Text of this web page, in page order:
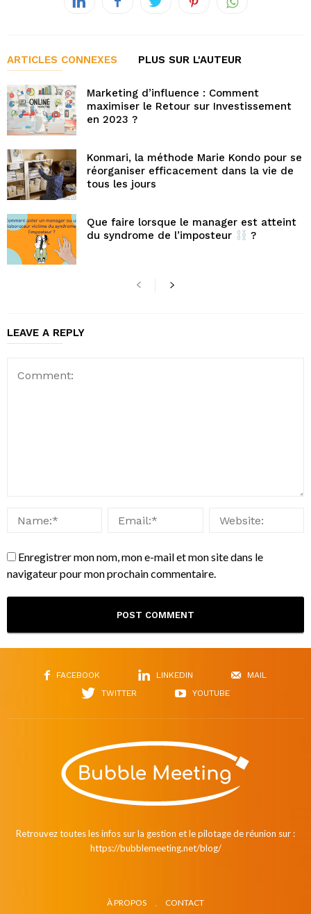
ARTICLES CONNEXES PLUS SUR L'AUTEUR
Marketing d’influence : Comment
maximiser le Retour sur Investissement
en 2023 ?
Konmari, la méthode Marie Kondo pour se
réorganiser efficacement dans la vie de
tous les jours
Que faire lorsque le manager est atteint
du syndrome de l’imposteur
?
LEAVE A REPLY
Enregistrer mon nom, mon e-mail et mon site dans le
navigateur pour mon prochain commentaire.
FACEBOOK LINKEDIN
MAIL
TWITTER
YOUTUBE
Retrouvez toutes les infos sur la gestion et le pilotage de réunion sur :
https://bubblemeeting.net/blog/
À PROPOS CONTACT